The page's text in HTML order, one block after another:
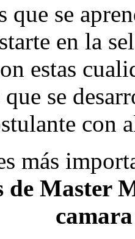
que se
en la
estas
que se
con
más
de Master